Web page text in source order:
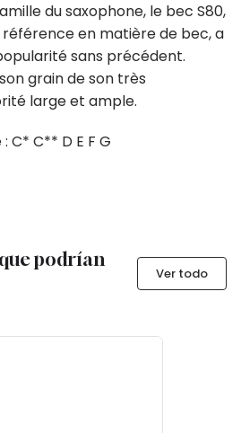
du saxophone, le bec S80,
en matière de bec, a
sans précédent.
grain de son très
large et ample.
C* C** D E F G
podrían
Ver todo